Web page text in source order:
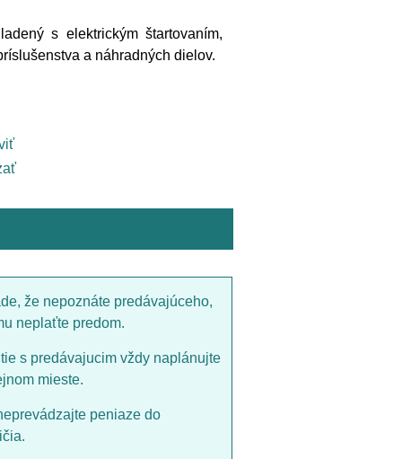
s elektrickým štartovaním,
a náhradných dielov.
že nepoznáte predávajúceho,
neplaťte predom.
s predávajucim vždy naplánujte
mieste.
peniaze do